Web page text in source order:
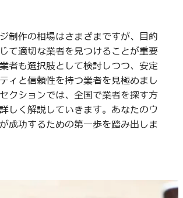
制作の相場はさまざまですが、目的
て適切な業者を見つけることが重要
者も選択肢として検討しつつ、安定
ィと信頼性を持つ業者を見極めまし
クションでは、全国で業者を探す方
しく解説していきます。あなたのウ
成功するための第一歩を踏み出しま